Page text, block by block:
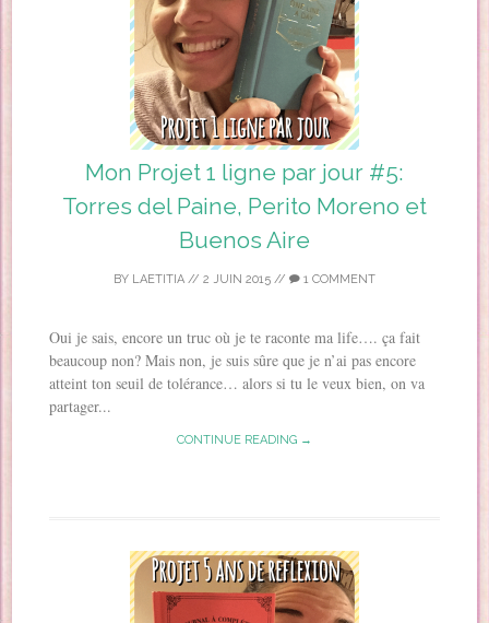
Mon Projet 1 ligne par jour #5:
Torres del Paine, Perito Moreno et
Buenos Aire
BY LAETITIA // 2 JUIN 2015 // 1 COMMENT
Oui je sais, encore un truc où je te raconte ma life…. ça fait
beaucoup non? Mais non, je suis sûre que je n’ai pas encore
atteint ton seuil de tolérance… alors si tu le veux bien, on va
partager...
CONTINUE READING →